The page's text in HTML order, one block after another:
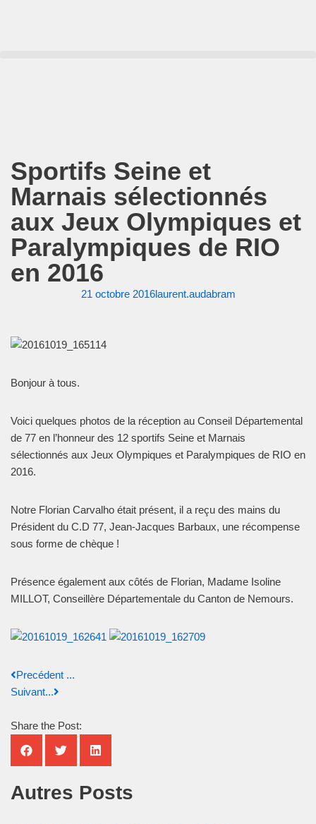
Sportifs Seine et
Marnais sélectionnés
aux Jeux Olympiques et
Paralympiques de RIO
en 2016
21 octobre 2016laurent.audabram
Bonjour à tous.
Voici quelques photos de la réception au Conseil Départemental
de 77 en l’honneur des 12 sportifs Seine et Marnais
sélectionnés aux Jeux Olympiques et Paralympiques de RIO en
2016.
Notre Florian Carvalho était présent, il a reçu des mains du
Président du C.D 77, Jean-Jacques Barbaux, une récompense
sous forme de chèque !
Présence également aux côtés de Florian, Madame Isoline
MILLOT, Conseillère Départementale du Canton de Nemours.
Precédent ...
Suivant...
Share the Post:
Autres Posts